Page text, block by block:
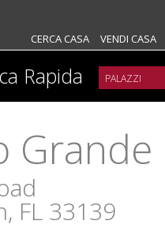
CERCA CASA VENDI CASA
Rapida
Grande
FL 33139